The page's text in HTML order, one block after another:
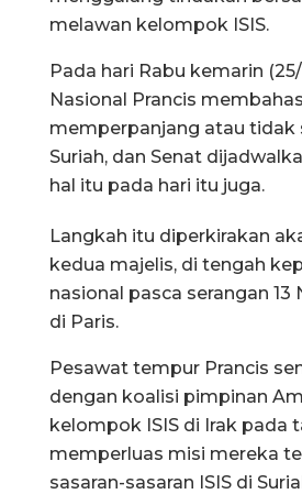
melawan kelompok ISIS.
Pada hari Rabu kemarin (25/
Nasional Prancis
memperpanjang atau tidak
Suriah, dan Senat
hal itu pada hari itu juga.
Langkah itu diperkirakan
kedua majelis, di tengah
nasional pasca serangan 13
di Paris.
Pesawat tempur Prancis
dengan koalisi pimpinan
kelompok ISIS di Irak pada
memperluas misi mereka
sasaran-sasaran ISIS di